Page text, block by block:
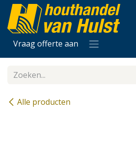
Overslaan naar inhoud
Vraag offerte aan
Alle producten